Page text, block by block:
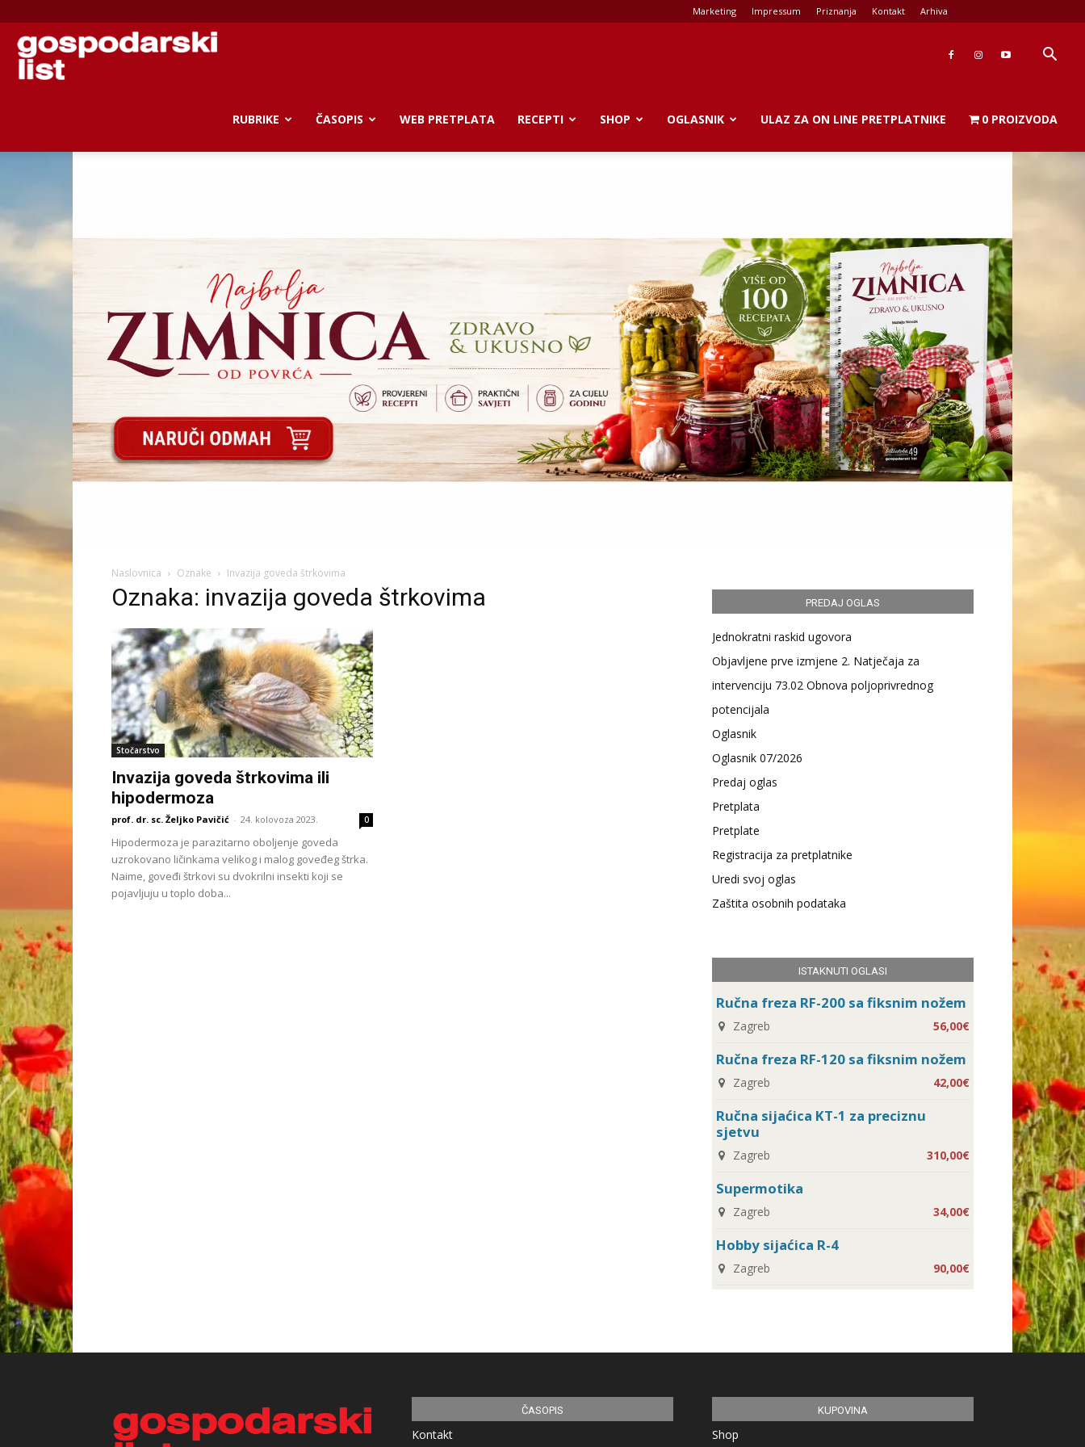
Marketing Impressum Priznanja Kontakt Arhiva
Gospodarski
RUBRIKE ČASOPIS WEB PRETPLATA RECEPTI SHOP OGLASNIK ULAZ ZA ON LINE PRETPLATNIKE 0 PROIZVODA
Naslovnica Oznake Invazija goveda štrkovima
Oznaka: invazija goveda štrkovima
Stočarstvo
Invazija goveda štrkovima ili
hipodermoza
prof. dr. sc. Željko Pavičić - 24. kolovoza 2023. 0
Hipodermoza je parazitarno oboljenje goveda
uzrokovano ličinkama velikog i malog goveđeg štrka.
Naime, goveđi štrkovi su dvokrilni insekti koji se
pojavljuju u toplo doba...
PREDAJ OGLAS
Jednokratni raskid ugovora
Objavljene prve izmjene 2. Natječaja za
intervenciju 73.02 Obnova poljoprivrednog
potencijala
Oglasnik
Oglasnik 07/2026
Predaj oglas
Pretplata
Pretplate
Registracija za pretplatnike
Uredi svoj oglas
Zaštita osobnih podataka
ISTAKNUTI OGLASI
Ručna freza RF-200 sa fiksnim nožem
Zagreb 56,00€
Ručna freza RF-120 sa fiksnim nožem
Zagreb 42,00€
Ručna sijaćica KT-1 za preciznu
sjetvu
Zagreb 310,00€
Supermotika
Zagreb 34,00€
Hobby sijaćica R-4
Zagreb 90,00€
ČASOPIS
Kontakt
KUPOVINA
Shop